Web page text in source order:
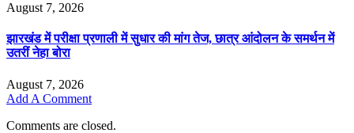
August 7, 2026
झारखंड में परीक्षा प्रणाली में सुधार की मांग तेज, छात्र आंदोलन के समर्थन में
उतरीं नेहा बोरा
August 7, 2026
Add A Comment
Comments are closed.